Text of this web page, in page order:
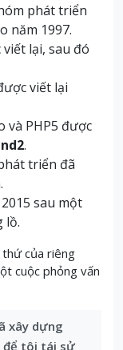
phát triển
năm 1997.
lại, sau đó
viết lại
và PHP5 được
.
triển đã
sau một
lồ.
thứ của riêng
cuộc phỏng vấn
xây dựng
để tôi tái sử